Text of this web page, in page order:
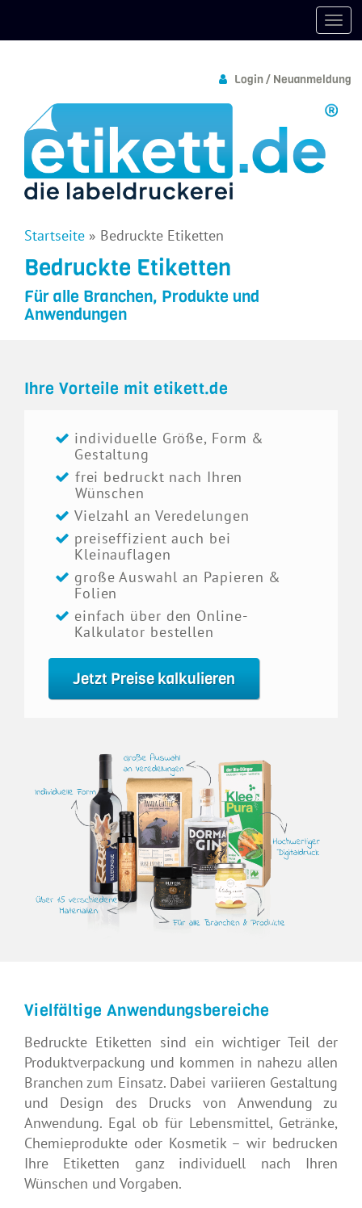
Login / Neuanmeldung
Startseite » Bedruckte Etiketten
Bedruckte Etiketten
Für alle Branchen, Produkte und
Anwendungen
Ihre Vorteile mit etikett.de
individuelle Größe, Form &
Gestaltung
frei bedruckt nach Ihren
Wünschen
Vielzahl an Veredelungen
preiseffizient auch bei
Kleinauflagen
große Auswahl an Papieren &
Folien
einfach über den Online-
Kalkulator bestellen
Jetzt Preise kalkulieren
Vielfältige Anwendungsbereiche
Bedruckte Etiketten sind ein wichtiger Teil der
Produktverpackung und kommen in nahezu allen
Branchen zum Einsatz. Dabei variieren Gestaltung
und Design des Drucks von Anwendung zu
Anwendung. Egal ob für Lebensmittel, Getränke,
Chemieprodukte oder Kosmetik – wir bedrucken
Ihre Etiketten ganz individuell nach Ihren
Wünschen und Vorgaben.